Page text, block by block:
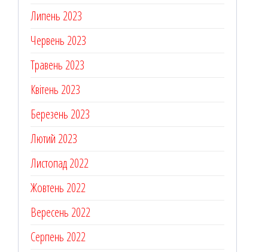
Липень 2023
Червень 2023
Травень 2023
Квітень 2023
Березень 2023
Лютий 2023
Листопад 2022
Жовтень 2022
Вересень 2022
Серпень 2022